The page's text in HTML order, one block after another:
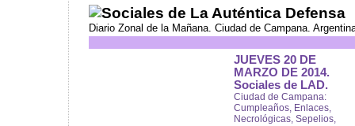
Sociales de La Auténtica Defensa
Diario Zonal de la Mañana. Ciudad de Campana.
JUEVES 20 DE
MARZO DE 2014.
Sociales de LAD.
Ciudad de Campana:
Cumpleaños, Enlaces,
Necrológicas, Sepelios,